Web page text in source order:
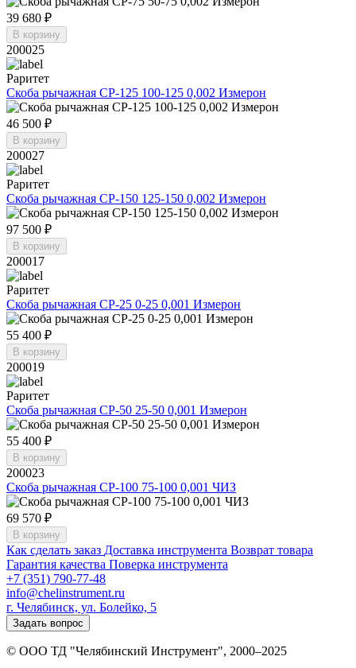
39 680 ₽
В корзину
200025
Раритет
Скоба рычажная СР-125 100-125 0,002 Измерон
46 500 ₽
В корзину
200027
Раритет
Скоба рычажная СР-150 125-150 0,002 Измерон
97 500 ₽
В корзину
200017
Раритет
Скоба рычажная СР-25 0-25 0,001 Измерон
55 400 ₽
В корзину
200019
Раритет
Скоба рычажная СР-50 25-50 0,001 Измерон
55 400 ₽
В корзину
200023
Скоба рычажная СР-100 75-100 0,001 ЧИЗ
69 570 ₽
В корзину
Как сделать заказ Доставка инструмента Возврат товара
Гарантия качества Поверка инструмента
+7 (351) 790-77-48
info@chelinstrument.ru
г. Челябинск, ул. Болейко, 5
Задать вопрос
© ООО ТД "Челябинский Инструмент", 2000–2025